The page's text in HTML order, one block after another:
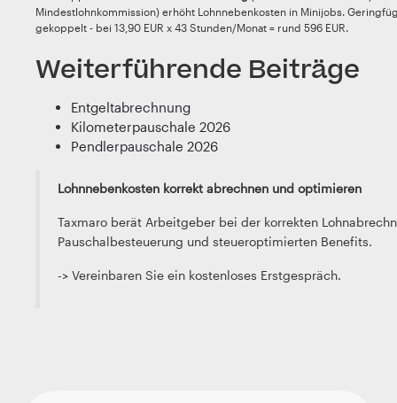
Mindestlohnkommission) erhöht Lohnnebenkosten in Minijobs.
gekoppelt - bei 13,90 EUR x 43 Stunden/Monat = rund 596 EUR.
Weiterführende Beiträge
Entgeltabrechnung
Kilometerpauschale 2026
Pendlerpauschale 2026
Lohnnebenkosten korrekt abrechnen und optimieren
Taxmaro berät Arbeitgeber bei der korrekten
Pauschalbesteuerung und steueroptimierten Benefits.
-> Vereinbaren Sie ein kostenloses Erstgespräch.